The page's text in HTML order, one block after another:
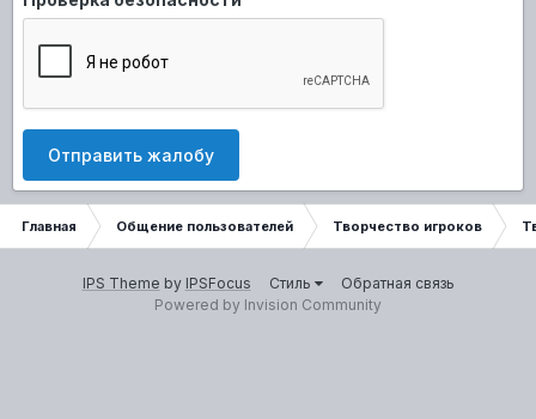
Отправить жалобу
Главная Общение пользователей Творчество игроков
IPS Theme by IPSFocus Стиль
Обратная связь
Powered by Invision Community